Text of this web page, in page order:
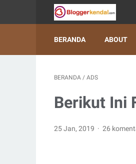
BERANDA ABOUT
BERANDA / ADS
Berikut Ini
25 Jan, 2019 26